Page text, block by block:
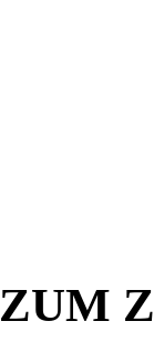
ZUM